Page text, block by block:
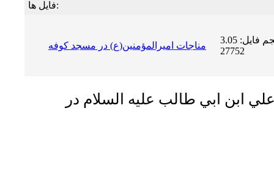
فایل ها:
مناجات اميرالمؤمنين(ع) در مسجد كوفه
حجم فایل: 3.05 MB | دریافت ها:
27752
ابن ابي طالب عليه السلام در